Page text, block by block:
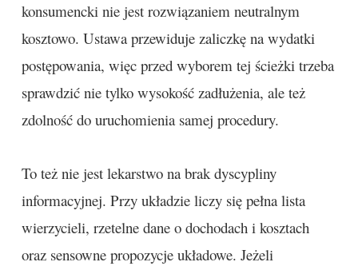
konsumencki nie jest rozwiązaniem neutralnym
kosztowo. Ustawa przewiduje zaliczkę na wydatki
postępowania, więc przed wyborem tej ścieżki trzeba
sprawdzić nie tylko wysokość zadłużenia, ale też
zdolność do uruchomienia samej procedury.
To też nie jest lekarstwo na brak dyscypliny
informacyjnej. Przy układzie liczy się pełna lista
wierzycieli, rzetelne dane o dochodach i kosztach
oraz sensowne propozycje układowe. Jeżeli